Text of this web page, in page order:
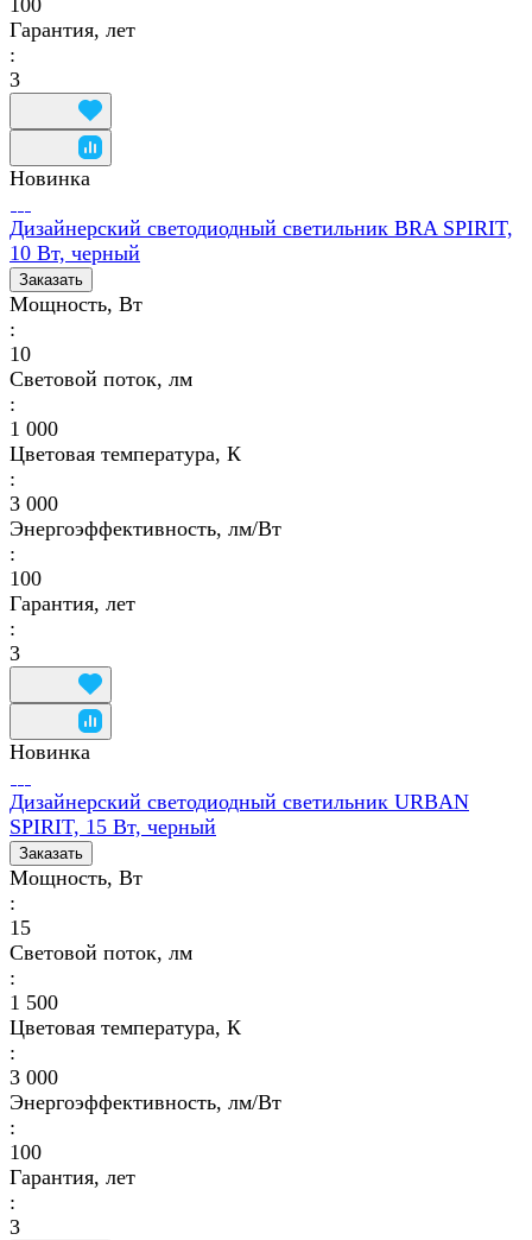
Гарантия, лет
:
3
Новинка
Дизайнерский светодиодный светильник BRA SPIRIT,
10 Вт, черный
Заказать
Мощность, Вт
:
10
Световой поток, лм
:
1 000
Цветовая температура, К
:
3 000
Энергоэффективность, лм/Вт
:
100
Гарантия, лет
:
3
Новинка
Дизайнерский светодиодный светильник URBAN
SPIRIT, 15 Вт, черный
Заказать
Мощность, Вт
:
15
Световой поток, лм
:
1 500
Цветовая температура, К
:
3 000
Энергоэффективность, лм/Вт
:
100
Гарантия, лет
:
3